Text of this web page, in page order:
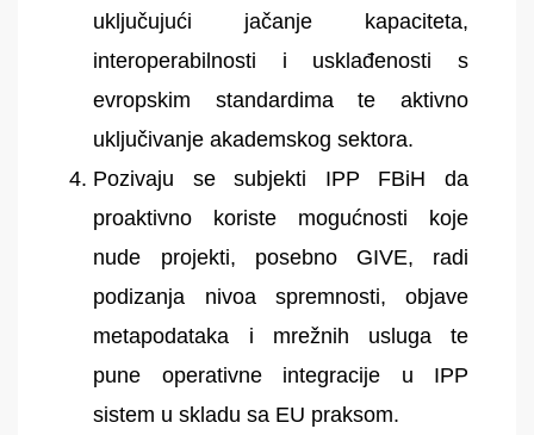
uključujući jačanje kapaciteta,
interoperabilnosti i usklađenosti s
evropskim standardima te aktivno
uključivanje akademskog sektora.
Pozivaju se subjekti IPP FBiH da
proaktivno koriste mogućnosti koje
nude projekti, posebno GIVE, radi
podizanja nivoa spremnosti, objave
metapodataka i mrežnih usluga te
pune operativne integracije u IPP
sistem u skladu sa EU praksom.